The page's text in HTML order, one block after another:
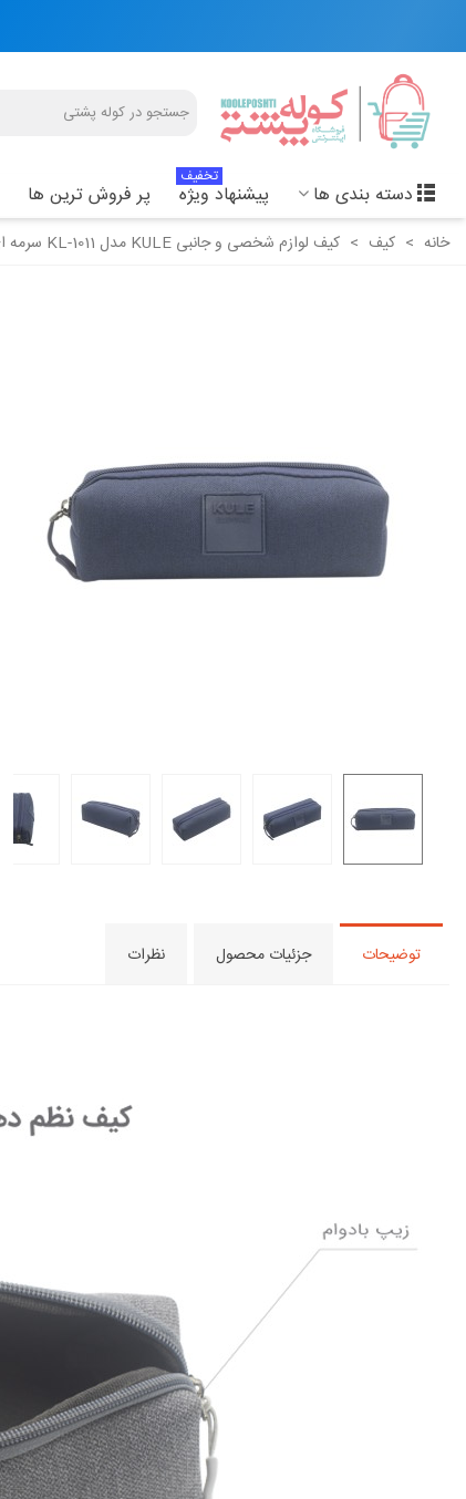
دسته بندی ها پیشنهاد ویژه
تخفیف
پر فروش ترین ها
خانه > کیف > کیف لوازم شخصی و جانبی KULE مدل KL-1011 سرمه ای
توضیحات جزئیات محصول نظرات